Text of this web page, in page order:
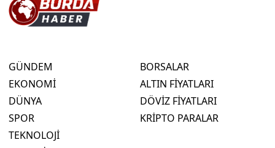
GÜNDEM
EKONOMİ
DÜNYA
SPOR
TEKNOLOJİ
BORSALAR
ALTIN FİYATLARI
DÖVİZ FİYATLARI
KRİPTO PARALAR